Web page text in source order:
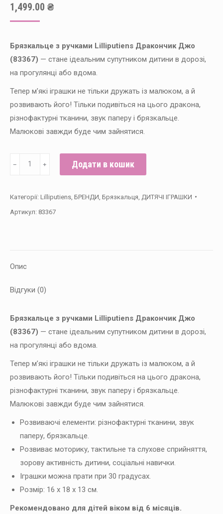
1,499.00 ₴
Брязкальце з ручками Lilliputiens Дракончик Джо
(83367) — стане ідеальним супутником дитини в дорозі,
на прогулянці або вдома.
Тепер м’які іграшки не тільки дружать із малюком, а й
розвивають його! Тільки подивіться на цього дракона,
різнофактурні тканини, звук паперу і брязкальце.
Малюкові завжди буде чим зайнятися.
Брязкальце
Lilliputiens
Дракончик
﹣ ﹢ Додати в кошик
Категорії: Lilliputiens БРЕНДИ Брязкальця ДИТЯЧІ ІГРАШКИ
Артикул: 83367
Опис
Відгуки (0)
Брязкальце з ручками Lilliputiens Дракончик Джо
(83367) — стане ідеальним супутником дитини в дорозі,
на прогулянці або вдома.
Тепер м’які іграшки не тільки дружать із малюком, а й
розвивають його! Тільки подивіться на цього дракона,
різнофактурні тканини, звук паперу і брязкальце.
Малюкові завжди буде чим зайнятися.
Розвиваючі елементи: різнофактурні тканини, звук
паперу, брязкальце.
Розвиває моторику, тактильне та слухове сприйняття,
зорову активність дитини, соціальні навички.
Іграшки можна прати при 30 градусах.
Розмір: 16 х 18 х 13 см.
Рекомендовано для дітей віком від 6 місяців.